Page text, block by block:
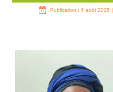
Publication : 4 août 2025 |